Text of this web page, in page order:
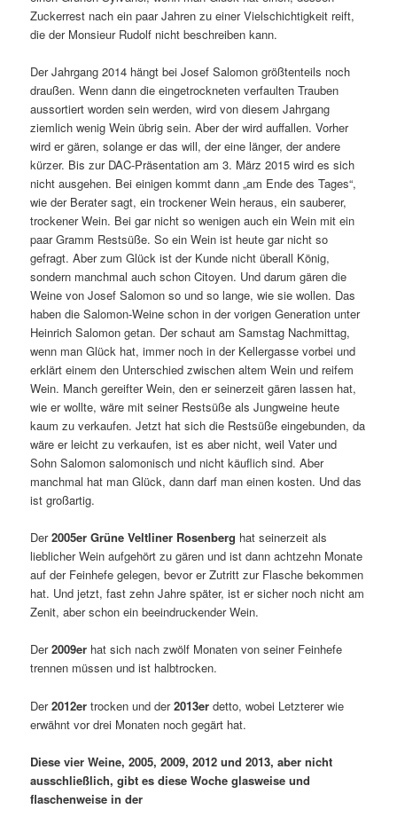
Zuckerrest nach ein paar Jahren zu einer Vielschichtigkeit reift,
die der Monsieur Rudolf nicht beschreiben kann.
Der Jahrgang 2014 hängt bei Josef Salomon größtenteils noch
draußen. Wenn dann die eingetrockneten verfaulten Trauben
aussortiert worden sein werden, wird von diesem Jahrgang
ziemlich wenig Wein übrig sein. Aber der wird auffallen. Vorher
wird er gären, solange er das will, der eine länger, der andere
kürzer. Bis zur DAC-Präsentation am 3. März 2015 wird es sich
nicht ausgehen. Bei einigen kommt dann „am Ende des Tages“,
wie der Berater sagt, ein trockener Wein heraus, ein sauberer,
trockener Wein. Bei gar nicht so wenigen auch ein Wein mit ein
paar Gramm Restsüße. So ein Wein ist heute gar nicht so
gefragt. Aber zum Glück ist der Kunde nicht überall König,
sondern manchmal auch schon Citoyen. Und darum gären die
Weine von Josef Salomon so und so lange, wie sie wollen. Das
haben die Salomon-Weine schon in der vorigen Generation unter
Heinrich Salomon getan. Der schaut am Samstag Nachmittag,
wenn man Glück hat, immer noch in der Kellergasse vorbei und
erklärt einem den Unterschied zwischen altem Wein und reifem
Wein. Manch gereifter Wein, den er seinerzeit gären lassen hat,
wie er wollte, wäre mit seiner Restsüße als Jungweine heute
kaum zu verkaufen. Jetzt hat sich die Restsüße eingebunden, da
wäre er leicht zu verkaufen, ist es aber nicht, weil Vater und
Sohn Salomon salomonisch und nicht käuflich sind. Aber
manchmal hat man Glück, dann darf man einen kosten. Und das
ist großartig.
Der2005er Grüne Veltliner Rosenberg hat seinerzeit als
lieblicher Wein aufgehört zu gären und ist dann achtzehn Monate
auf der Feinhefe gelegen, bevor er Zutritt zur Flasche bekommen
hat. Und jetzt, fast zehn Jahre später, ist er sicher noch nicht am
Zenit, aber schon ein beeindruckender Wein.
Der2009er hat sich nach zwölf Monaten von seiner Feinhefe
trennen müssen und ist halbtrocken.
Der2012er trocken und der2013er detto, wobei Letzterer wie
erwähnt vor drei Monaten noch gegärt hat.
Diese vier Weine, 2005, 2009, 2012 und 2013, aber nicht
ausschließlich, gibt es diese Woche glasweise und
flaschenweise in der